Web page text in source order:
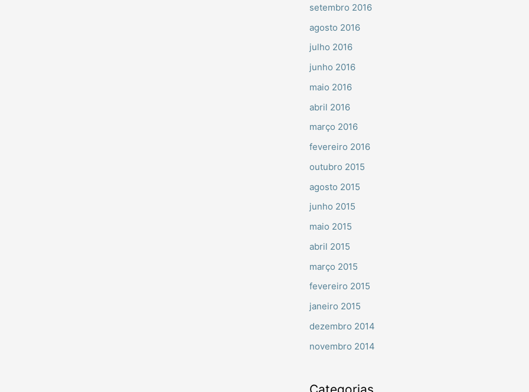
setembro 2016
agosto 2016
julho 2016
junho 2016
maio 2016
abril 2016
março 2016
fevereiro 2016
outubro 2015
agosto 2015
junho 2015
maio 2015
abril 2015
março 2015
fevereiro 2015
janeiro 2015
dezembro 2014
novembro 2014